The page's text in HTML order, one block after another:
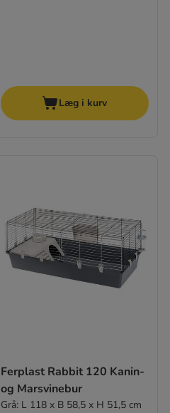
Læg i kurv
Ferplast Rabbit 120 Kanin-
og Marsvinebur
Grå: L 118 x B 58,5 x H 51,5 cm